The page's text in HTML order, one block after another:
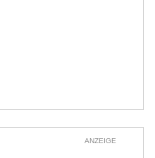
ANZEIGE